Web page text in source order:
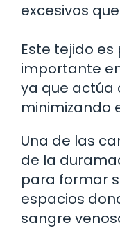
excesivos
Este tejido
importante
ya que actúa
minimizando
Una de las
de la
para formar
espacios
sangre